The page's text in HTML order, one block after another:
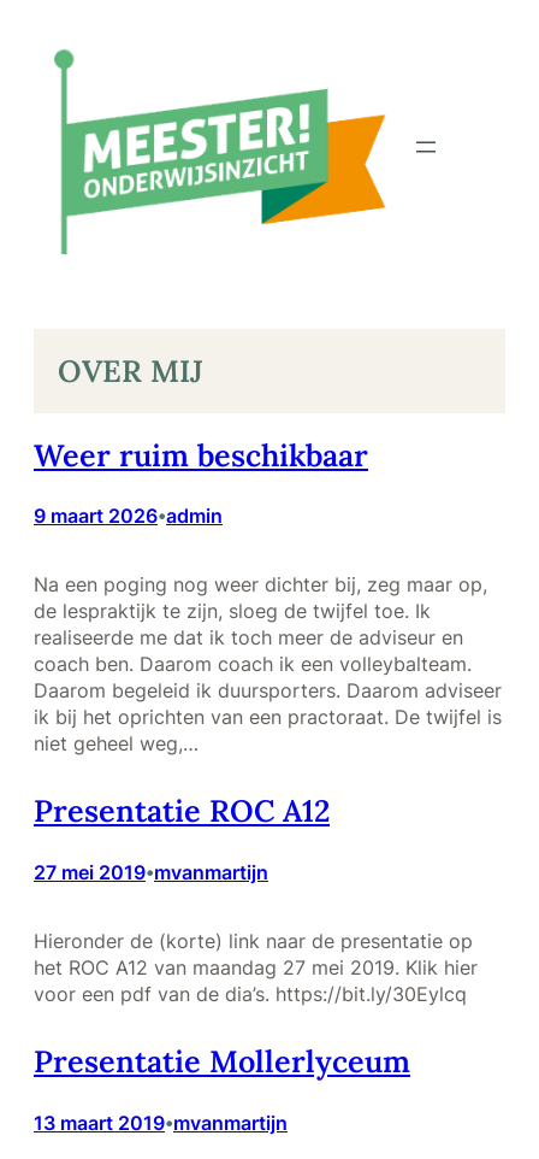
OVER MIJ
Weer ruim beschikbaar
9 maart 2026•admin
Na een poging nog weer dichter bij, zeg maar op,
de lespraktijk te zijn, sloeg de twijfel toe. Ik
realiseerde me dat ik toch meer de adviseur en
coach ben. Daarom coach ik een volleybalteam.
Daarom begeleid ik duursporters. Daarom adviseer
ik bij het oprichten van een practoraat. De twijfel is
niet geheel weg,…
Presentatie ROC A12
27 mei 2019•mvanmartijn
Hieronder de (korte) link naar de presentatie op
het ROC A12 van maandag 27 mei 2019. Klik hier
voor een pdf van de dia’s. https://bit.ly/30Eylcq
Presentatie Mollerlyceum
13 maart 2019•mvanmartijn